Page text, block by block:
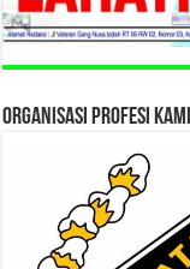
ORGANISASI PROFESI KAMI